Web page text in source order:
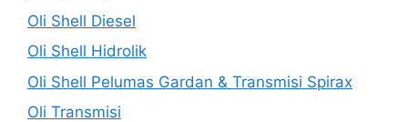
Oli Shell Diesel
Oli Shell Hidrolik
Oli Shell Pelumas Gardan & Transmisi Spirax
Oli Transmisi